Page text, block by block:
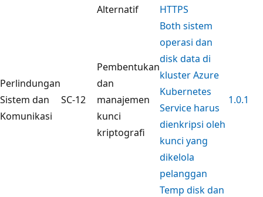
Alternatif
HTTPS
Perlindungan
Sistem dan
Komunikasi
SC-12
Pembentukan
dan
manajemen
kunci
kriptografi
Both sistem
operasi dan
disk data di
kluster Azure
Kubernetes
Service harus
dienkripsi oleh
kunci yang
dikelola
pelanggan
1.0.1
Temp disk dan